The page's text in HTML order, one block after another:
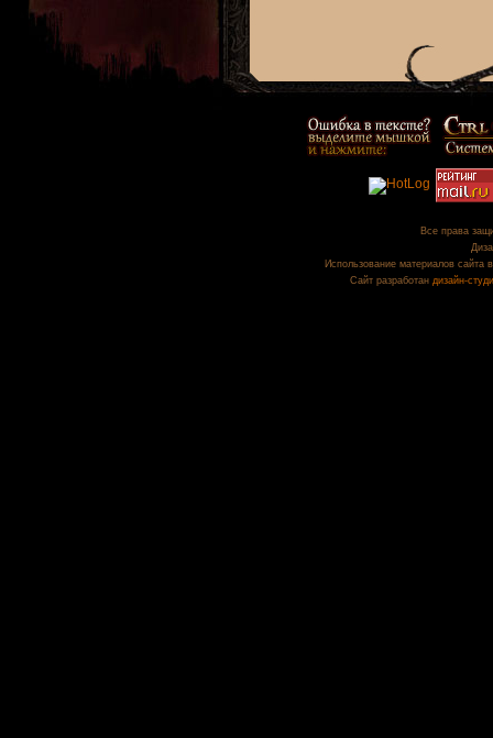
Все права
Использование материалов сайта
Сайт разработан дизайн-